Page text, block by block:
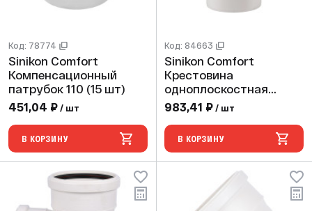
Код: 78774
Sinikon Comfort
Компенсационный
патрубок 110 (15 шт)
451,04 ₽ / шт
В КОРЗИНУ
Код: 84663
Sinikon Comfort
Крестовина
одноплоскостная
983,41 ₽ / шт
В КОРЗИНУ